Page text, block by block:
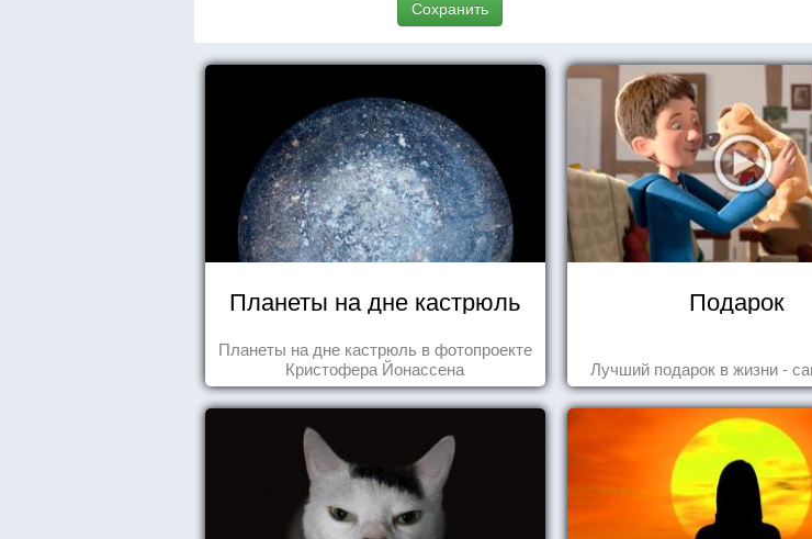
Сохранить
Планеты на дне кастрюль
Планеты на дне кастрюль в фотопроекте
Кристофера Йонассена
Подарок
Лучший подарок в жизни -